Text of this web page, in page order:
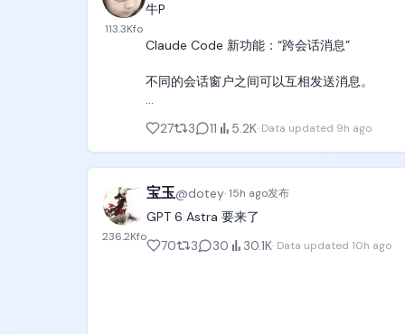
解说：「滑る壁！腕だけで登った！」（打滑
音效：湿墙面的摩擦声、绳子绷紧声、全场掌
[00:17-00:21] 镜头5：抱上转动的柱子（Rear
镜头：稍靠后的固定侧机位，能看清管道正在
画面：黄色圆柱管道靠电机持续匀速自转，
动作：她从坡顶跳下俯身跨上管道根部，胸腹
的转向反向调整重心，交替小幅挪动手臂和双
台词：「えっ、回ってる！？」（诶，它在转
113.3Kfo
牛P
Claude Code 新功能：“跨会话消息”
不同的会话窗户之间可以互相发送消息。
只需告诉另外窗口的 Claude 去做即可。这边
接手继续。
跨 Git 工作树（Worktrees）协作：多个
传过去的是纯文本摘要或回答，不会把整个聊
27 3 11 5.2K· Data updated 9h ago
236.2Kfo
宝玉@dotey·15h ago发布
GPT 6 Astra 要来了
70
3 30 30.1K· Data updated 10h ago